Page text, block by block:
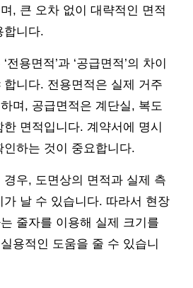
, 큰 오차 없이 대략적인 면적
합니다.
용면적’과 ‘공급면적’의 차이
니다. 전용면적은 실제 거주
며, 공급면적은 계단실, 복도
면적입니다. 계약서에 명시
하는 것이 중요합니다.
우, 도면상의 면적과 실제 측
가 날 수 있습니다. 따라서 현장
줄자를 이용해 실제 크기를
용적인 도움을 줄 수 있습니